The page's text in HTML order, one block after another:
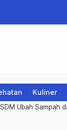
Kuliner
Ubah Sampah